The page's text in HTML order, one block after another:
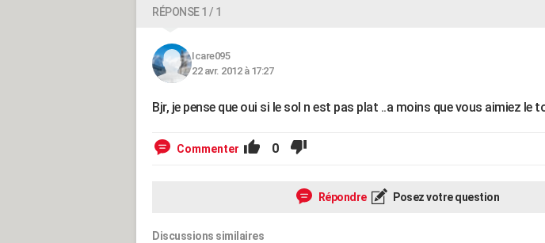
RÉPONSE 1 / 1
Icare095
22 avr. 2012 à 17:27
Bjr, je pense que oui si le sol n est pas plat ..a moins que vous aimiez le
Commenter 0
Répondre Posez votre question
Discussions similaires